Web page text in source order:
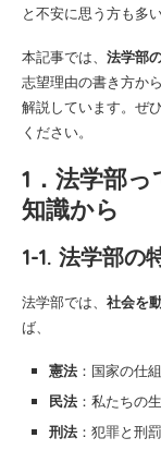
と不安に思う方も多
本記事では、 法学部
志望理由の書き方か
解説しています。ぜ
ください。
1．法学部
知識から
1-1. 法学部の
法学部では、 社会を
ば、
憲法 ：国家の仕
民法 ：私たちの
刑法 ：犯罪と刑